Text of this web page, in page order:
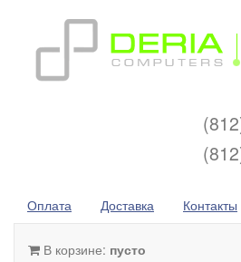
Оплата Доставка Контакты
В корзине: пусто